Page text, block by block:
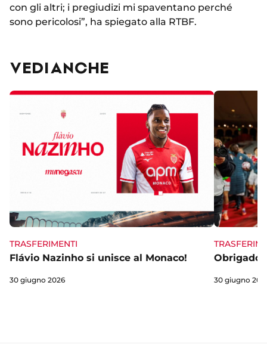
con gli altri; i pregiudizi mi spaventano perché
sono pericolosi”, ha spiegato alla RTBF.
VEDI ANCHE
TRASFERIMENTI
Flávio Nazinho si unisce al Monaco!
30 giugno 2026
Obrigado
30 giugno